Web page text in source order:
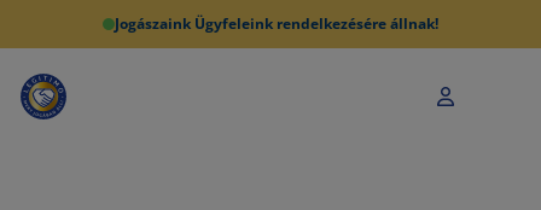
Jogászaink Ügyfeleink rendelkezésére állnak!